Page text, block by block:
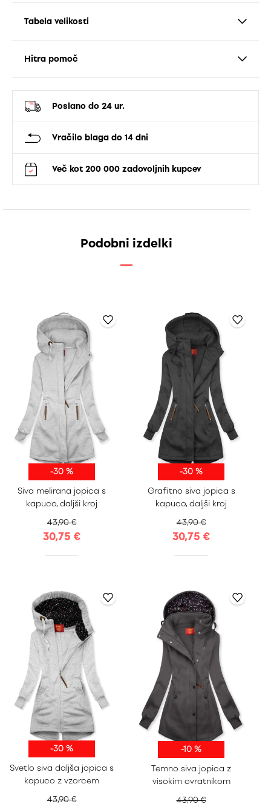
Poslano do 24 ur.
Vračilo blaga do 14 dni
Več kot 200 000 zadovoljnih kupcev
Tabela velikosti
Hitra pomoč
Podobni izdelki
-30 %
Siva melirana jopica s
kapuco, daljši kroj
43,90 €
30,75 €
S M L
XL
XXL
-30 %
Grafitno siva jopica s
kapuco, daljši kroj
43,90 €
30,75 €
S M L
XL
XXL
-30 %
Svetlo siva daljša jopica s
kapuco z vzorcem
43,90 €
S M L
XL
XXL
-10 %
Temno siva jopica z
visokim ovratnikom
43,90 €
S M L
XL